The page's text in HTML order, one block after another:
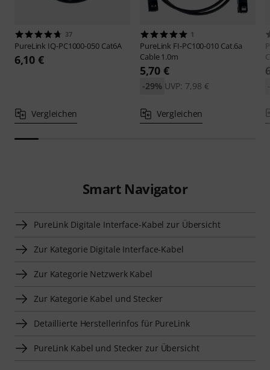
37
PureLink IQ-PC1000-050 Cat6A
6,10 €
Vergleichen
1
PureLink FI-PC100-010 Cat.6a
Cable 1.0m
5,70 €
UVP: 7,98 €
-29%
Vergleichen
Smart Navigator
PureLink Digitale Interface-Kabel zur Übersicht
Zur Kategorie Digitale Interface-Kabel
Zur Kategorie Netzwerk Kabel
Zur Kategorie Kabel und Stecker
Detaillierte Herstellerinfos für PureLink
PureLink Kabel und Stecker zur Übersicht